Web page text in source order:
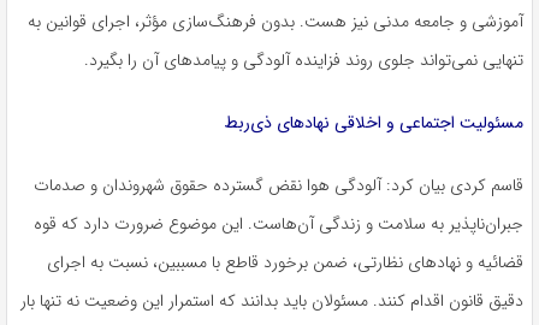
آموزشی و جامعه مدنی نیز هست. بدون فرهنگ‌سازی مؤثر، اجرای قوانین به
تنهایی نمی‌تواند جلوی روند فزاینده آلودگی و پیامدهای آن را بگیرد.
مسئولیت اجتماعی و اخلاقی نهادهای ذی‌ربط
قاسم کردی بیان کرد: آلودگی هوا نقض گسترده حقوق شهروندان و صدمات
جبران‌ناپذیر به سلامت و زندگی آن‌هاست. این موضوع ضرورت دارد که قوه
قضائیه و نهادهای نظارتی، ضمن برخورد قاطع با مسببین، نسبت به اجرای
دقیق قانون اقدام کنند. مسئولان باید بدانند که استمرار این وضعیت نه تنها بار